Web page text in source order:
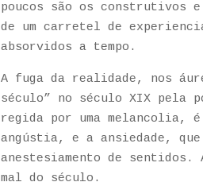
poucos são os construtivos
de um carretel de
absorvidos a tempo.
A fuga da realidade, nos
século” no século XIX pela
regida por uma melancolia, é
angústia, e a ansiedade,
anestesiamento de sentidos.
mal do século.